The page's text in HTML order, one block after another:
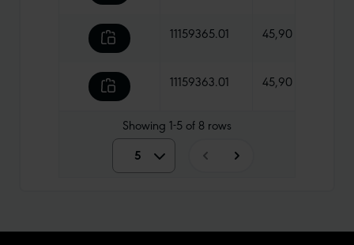
11159365.01 45,90 €
11159363.01 45,90 €
Showing 1-5of 8 rows
5 5